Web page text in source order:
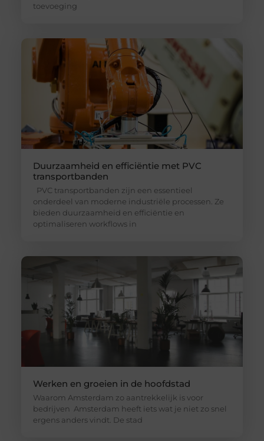
toevoeging
Duurzaamheid en efficiëntie met PVC
transportbanden
PVC transportbanden zijn een essentieel
onderdeel van moderne industriële processen. Ze
bieden duurzaamheid en efficiëntie en
optimaliseren workflows in
Werken en groeien in de hoofdstad
Waarom Amsterdam zo aantrekkelijk is voor
bedrijven Amsterdam heeft iets wat je niet zo snel
ergens anders vindt. De stad